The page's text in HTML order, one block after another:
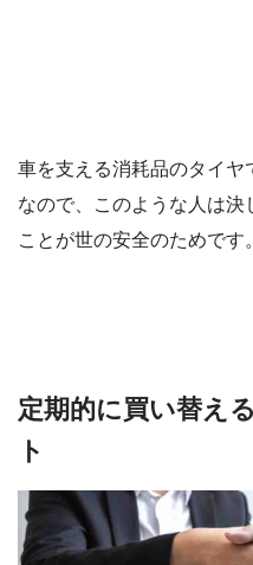
車を支える消耗品のタイヤ
なので、このような人は
ことが世の安全のためです。
定期的に買い替え
ト